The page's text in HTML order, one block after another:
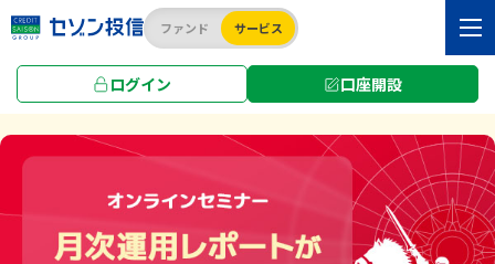
ファンド サービス
ログイン 口座開設
知る・セミナー 【10:00～】月次運用レポートがリニューアル！見方